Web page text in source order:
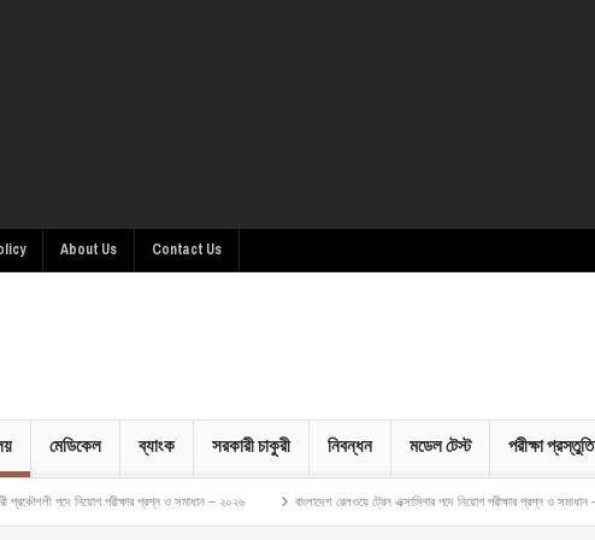
About Us Contact Us
মেডিকেল ব্যাংক সরকারী চাকুরী নিবন্ধন মডেল টেস্ট পরীক্ষা প্রস্তুতি
পরীক্ষার প্রশ্ন ও সমাধান – ২০২৬ বাংলাদেশ রেলওয়ে ট্রেন এক্সামিনার পদে নিয়োগ পরীক্ষার প্রশ্ন ও সমাধান – ২০২৬